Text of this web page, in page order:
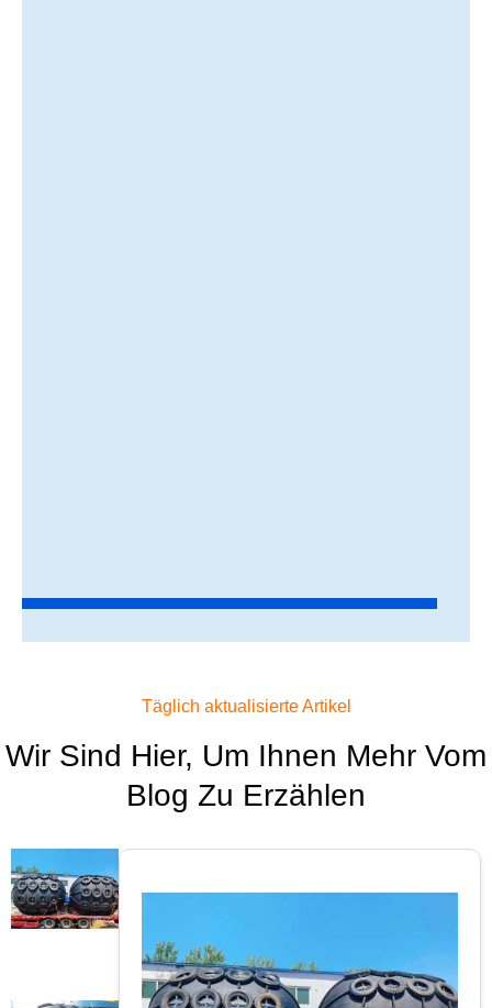
Täglich aktualisierte Artikel
Wir Sind Hier, Um Ihnen Mehr Vom
Blog Zu Erzählen